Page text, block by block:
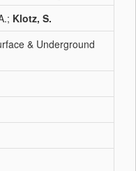
Klotz, S.
& Underground